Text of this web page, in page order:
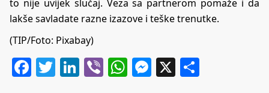
to nije uvijek slučaj. Veza sa partnerom pomaže i da
lakše savladate razne izazove i teške trenutke.
(TIP/Foto: Pixabay)
Facebook
Twitter
LinkedIn
ViberWhatsApp
Messenger
X